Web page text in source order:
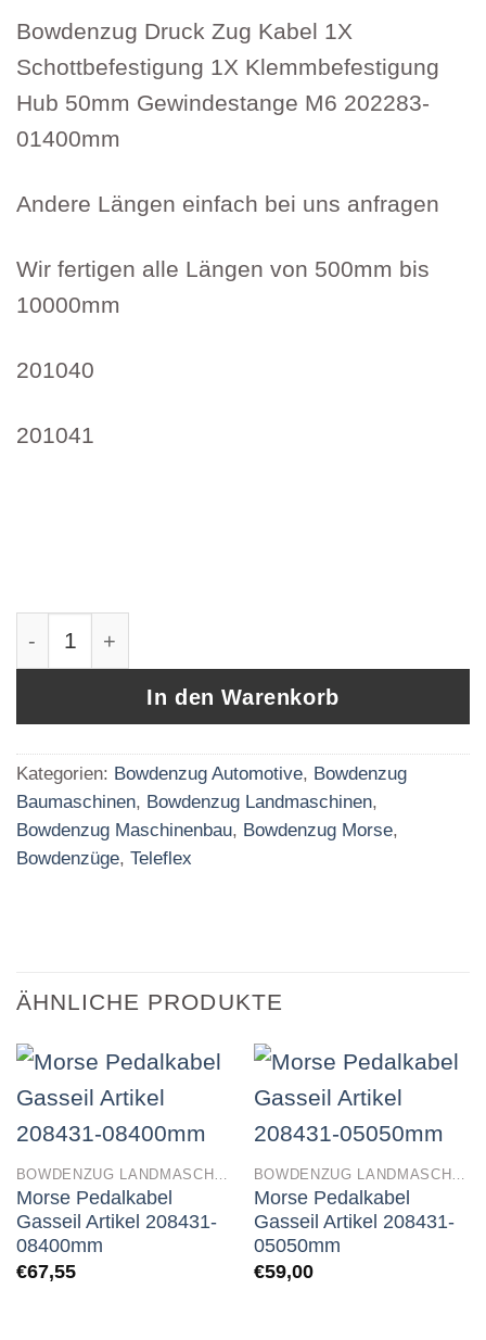
Bowdenzug Druck Zug Kabel 1X
Schottbefestigung 1X Klemmbefestigung
Hub 50mm Gewindestange M6 202283-
01400mm
Andere Längen einfach bei uns anfragen
Wir fertigen alle Längen von 500mm bis
10000mm
201040
201041
Bowdenzug Druck Zug Kabel 1X
In den Warenkorb
Kategorien: Bowdenzug Automotive, Bowdenzug
Baumaschinen, Bowdenzug Landmaschinen,
Bowdenzug Maschinenbau, Bowdenzug Morse,
Bowdenzüge, Teleflex
ÄHNLICHE PRODUKTE
Morse Pedalkabel
Gasseil Artikel 208431-
08400mm
€67,55
Morse Pedalkabel
Gasseil Artikel 208431-
05050mm
€59,00